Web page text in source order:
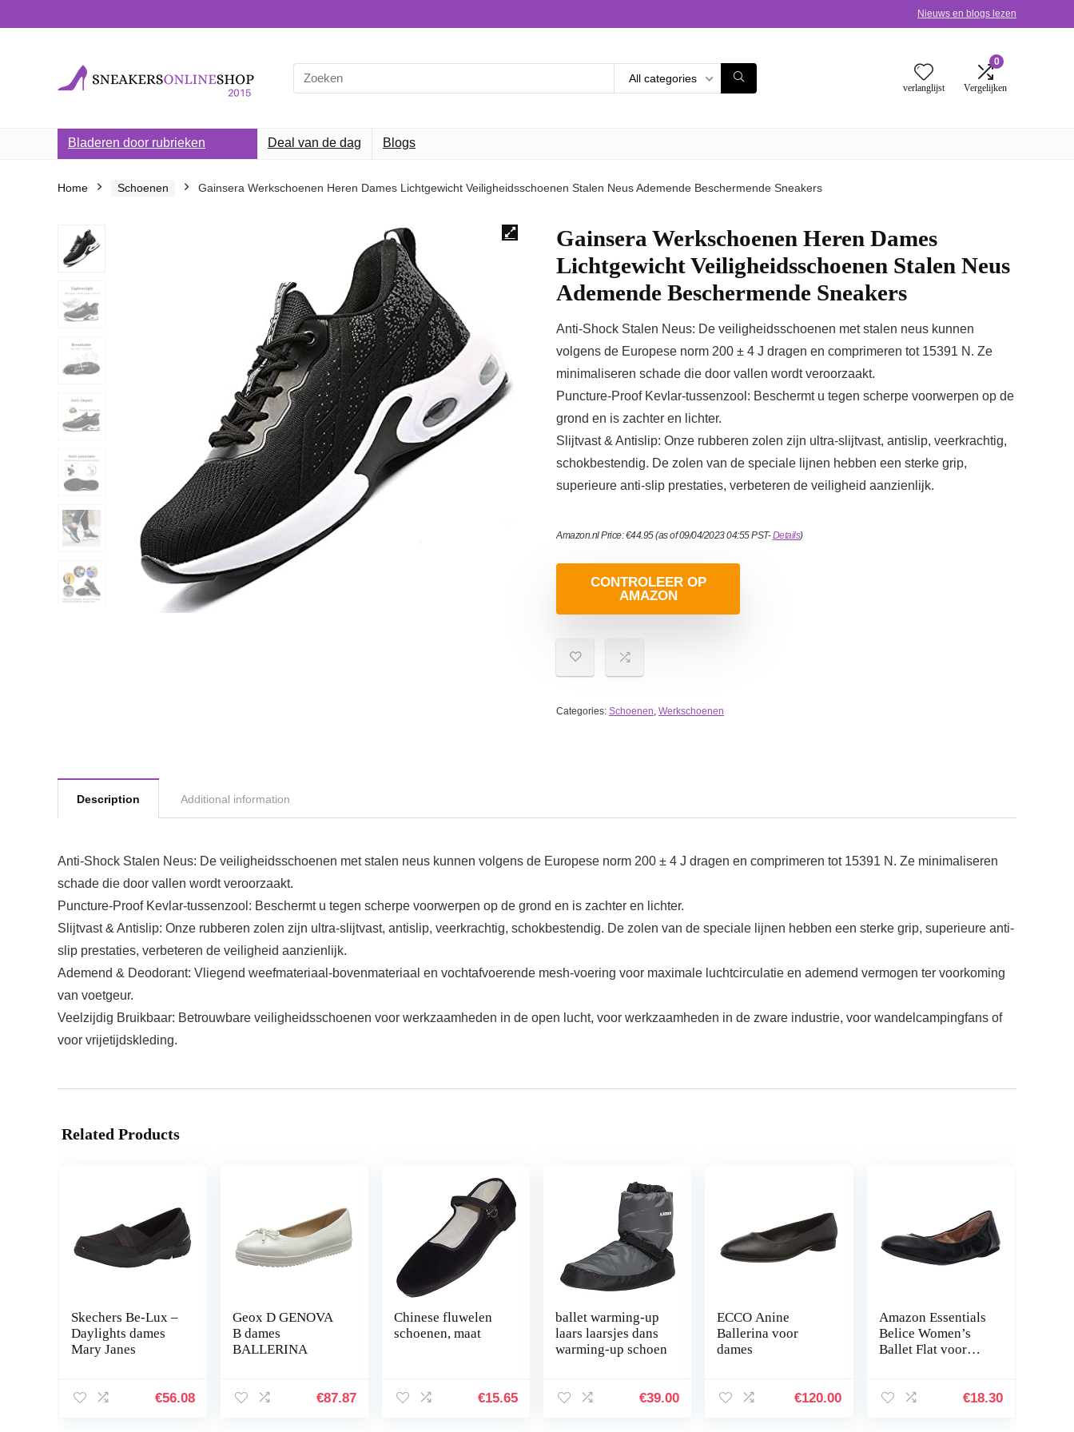
Nieuws en blogs lezen
Search
for:
All categories
verlanglijst
0
Vergelijken
Bladeren door rubrieken Deal van de dag Blogs
Home Schoenen Gainsera Werkschoenen Heren Dames Lichtgewicht Veiligheidsschoenen Stalen Neus Ademende Beschermende Sneakers
Gainsera Werkschoenen Heren Dames
Lichtgewicht Veiligheidsschoenen Stalen Neus
Ademende Beschermende Sneakers
Anti-Shock Stalen Neus: De veiligheidsschoenen met stalen neus kunnen
volgens de Europese norm 200 ± 4 J dragen en comprimeren tot 15391 N. Ze
minimaliseren schade die door vallen wordt veroorzaakt.
Puncture-Proof Kevlar-tussenzool: Beschermt u tegen scherpe voorwerpen op de
grond en is zachter en lichter.
Slijtvast & Antislip: Onze rubberen zolen zijn ultra-slijtvast, antislip, veerkrachtig,
schokbestendig. De zolen van de speciale lijnen hebben een sterke grip,
superieure anti-slip prestaties, verbeteren de veiligheid aanzienlijk.
Amazon.nl Price:€44.95(as of 09/04/2023 04:55 PST-Details)
CONTROLEER OP
AMAZON
Categories: Schoenen, Werkschoenen
Description Additional information
Anti-Shock Stalen Neus: De veiligheidsschoenen met stalen neus kunnen volgens de Europese norm 200 ± 4 J dragen en comprimeren tot 15391 N. Ze minimaliseren
schade die door vallen wordt veroorzaakt.
Puncture-Proof Kevlar-tussenzool: Beschermt u tegen scherpe voorwerpen op de grond en is zachter en lichter.
Slijtvast & Antislip: Onze rubberen zolen zijn ultra-slijtvast, antislip, veerkrachtig, schokbestendig. De zolen van de speciale lijnen hebben een sterke grip, superieure anti-
slip prestaties, verbeteren de veiligheid aanzienlijk.
Ademend & Deodorant: Vliegend weefmateriaal-bovenmateriaal en vochtafvoerende mesh-voering voor maximale luchtcirculatie en ademend vermogen ter voorkoming
van voetgeur.
Veelzijdig Bruikbaar: Betrouwbare veiligheidsschoenen voor werkzaamheden in de open lucht, voor werkzaamheden in de zware industrie, voor wandelcampingfans of
voor vrijetijdskleding.
Related Products
Skechers Be-Lux –
Daylights dames
Mary Janes
€56.08
Geox D GENOVA
B dames
BALLERINA
€87.87
Chinese fluwelen
schoenen, maat
€15.65
ballet warming-up
laars laarsjes dans
warming-up schoen
€39.00
ECCO Anine
Ballerina voor
dames
€120.00
Amazon Essentials
Belice Women’s
Ballet Flat voor
€18.30